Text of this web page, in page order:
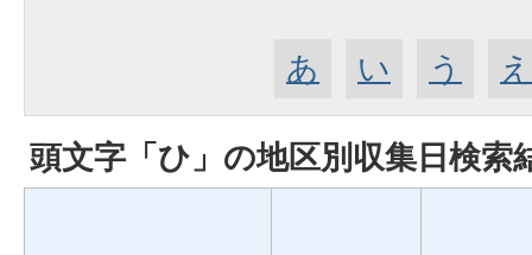
あ い う え
頭文字「 ひ 」の地区別収集日検索